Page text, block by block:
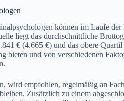
können im Laufe der
liegt das durchschnittliche
€ (4.665 €) und das obere
bieten und von verschiedenen
wird empfohlen, regelmäßig an
Zusätzlich zu einem